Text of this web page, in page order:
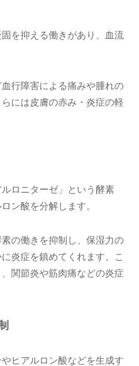
を抑える働きがあり、血流
行障害による痛みや腫れの
には皮膚の赤み・炎症の軽
ロニターゼ」という酵素
ン酸を分解します。
の働きを抑制し、保湿力の
炎症を鎮めてくれます。こ
関節炎や筋肉痛などの炎症
ヒアルロン酸などを生成す